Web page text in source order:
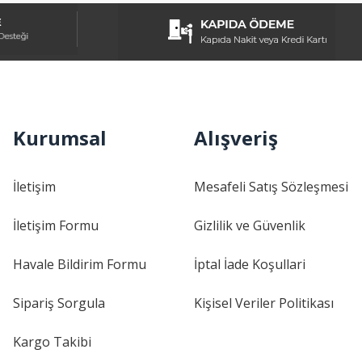
Kurumsal
İletişim
İletişim Formu
Havale Bildirim Formu
Sipariş Sorgula
Kargo Takibi
Alışveriş
Mesafeli Satış Sözleşmesi
Gizlilik ve Güvenlik
İptal İade Koşullari
Kişisel Veriler Politikası